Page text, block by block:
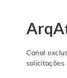
Canal